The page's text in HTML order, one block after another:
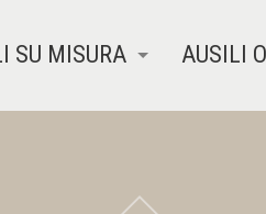
SU MISURA AUSILI